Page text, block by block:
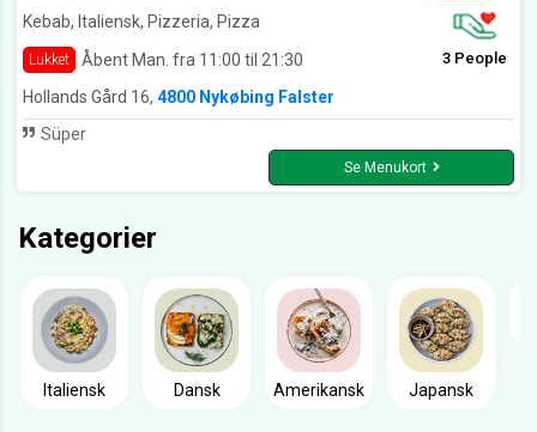
Kebab, Italiensk, Pizzeria, Pizza
Lukket Åbent Man. fra 11:00 til 21:30 3 People
Hollands Gård 16, 4800 Nykøbing Falster
Süper
Se Menukort
Kategorier
Italiensk Dansk Amerikansk Japansk